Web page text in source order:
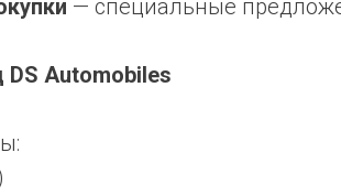
— специальные
Automobiles